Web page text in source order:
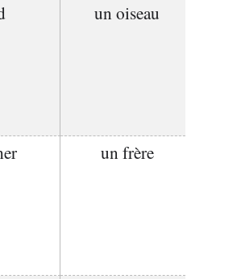
un oiseau
un frère